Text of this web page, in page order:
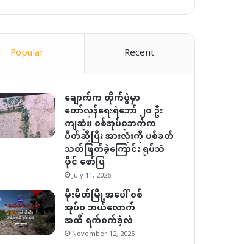
Popular Recent
ချောက်က တိုက်ပွဲမှာ
တော်လှန်ရေးရဲဘော် ၂၀ ဦး
ကျဆုံး၊ စစ်အုပ်စုဘက်က
ပိတ်ဆို့ပြီး အားလုံးကို ပစ်ခတ်
သတ်ဖြတ်ခဲ့ကြောင်း ရုပ်သံ
ဖိုင် ဖော်ပြ
July 11, 2026
မိုးမိတ်မြို့အပေါ် စစ်
အုပ်စု ဘယ်လောက်
အထိ ရက်စက်ခဲ့လဲ
November 12, 2025